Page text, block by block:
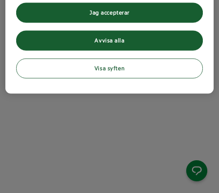
Avvisa alla
Jag accepterar
Visa syften